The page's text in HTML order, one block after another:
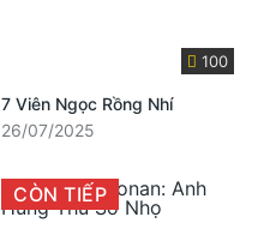
100
7 Viên Ngọc Rồng Nhí
26/07/2025
CÒN TIẾP